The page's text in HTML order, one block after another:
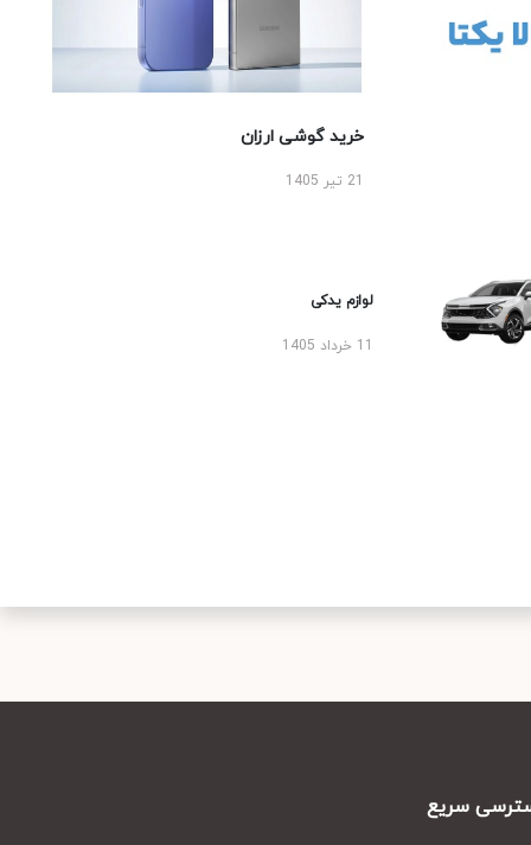
خرید گوشی ارزان
لوازم یدکی
سریع